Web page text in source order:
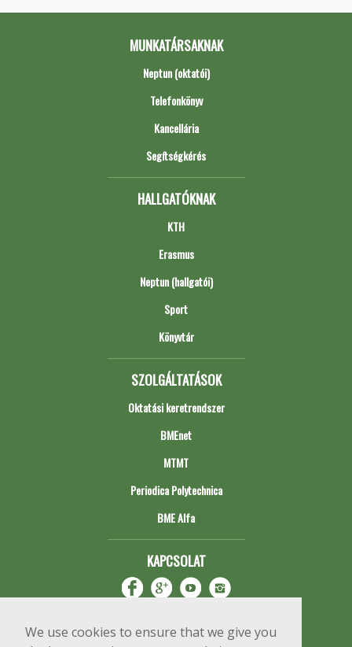
We use cookies to ensure that we give you
MUNKATÁRSAKNAK
Neptun (oktatói)
Telefonkönyv
Kancellária
Segítségkérés
HALLGATÓKNAK
KTH
Erasmus
Neptun (hallgatói)
Sport
Könyvtár
SZOLGÁLTATÁSOK
Oktatási keretrendszer
BMEnet
MTMT
Periodica Polytechnica
BME Alfa
KAPCSOLAT